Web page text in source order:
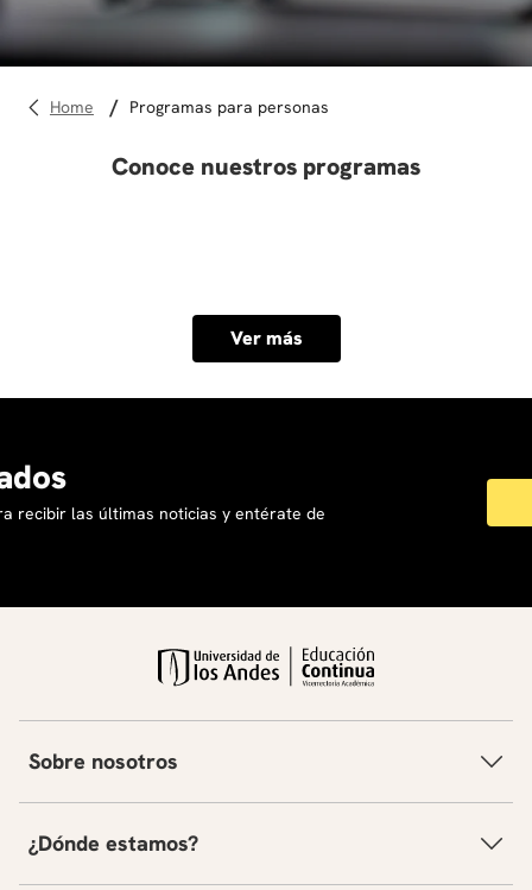
diseño
programas para personas
Conoce nuestros programas
Ver más
recibir las últimas noticias y entérate de
Sobre nosotros
¿Dónde estamos?